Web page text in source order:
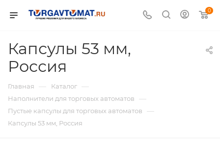
0
Капсулы 53 мм,
Россия
Главная — Каталог —
Наполнители для торговых автоматов —
Пустые капсулы для торговых автоматов —
Капсулы 53 мм, Россия